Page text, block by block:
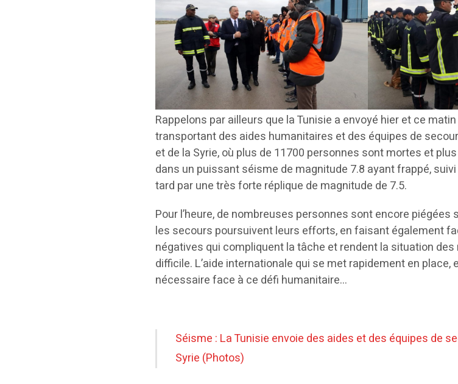
Rappelons par ailleurs que la Tunisie a envoyé hier et ce
transportant des aides humanitaires et des équipes de
et de la Syrie, où plus de 11700 personnes sont mortes et
dans un puissant séisme de magnitude 7.8 ayant frappé,
tard par une très forte réplique de magnitude de 7.5.
Pour l’heure, de nombreuses personnes sont encore
les secours poursuivent leurs efforts, en faisant également
négatives qui compliquent la tâche et rendent la situation
difficile. L’aide internationale qui se met rapidement en place,
nécessaire face à ce défi humanitaire…
Séisme : La Tunisie envoie des aides et des équipes de
Syrie (Photos)